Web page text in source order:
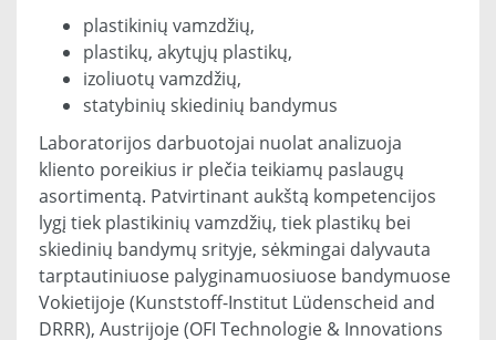
plastikinių vamzdžių,
plastikų, akytųjų plastikų,
izoliuotų vamzdžių,
statybinių skiedinių bandymus
Laboratorijos darbuotojai nuolat analizuoja
kliento poreikius ir plečia teikiamų paslaugų
asortimentą. Patvirtinant aukštą kompetencijos
lygį tiek plastikinių vamzdžių, tiek plastikų bei
skiedinių bandymų srityje, sėkmingai dalyvauta
tarptautiniuose palyginamuosiuose bandymuose
Vokietijoje (Kunststoff-Institut Lüdenscheid and
DRRR), Austrijoje (OFI Technologie & Innovations